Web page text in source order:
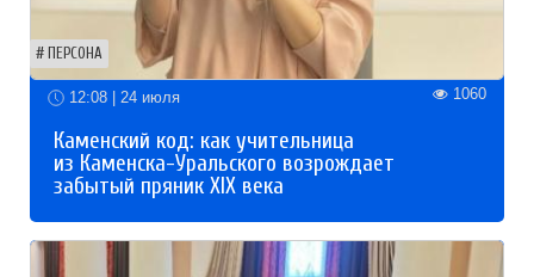
ПЕРСОНА
12:08 | 24 июля 1060
Каменский код: как учительница
из Каменска-Уральского возрождает
забытый пряник XIX века